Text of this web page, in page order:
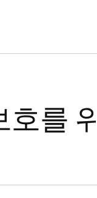
호를